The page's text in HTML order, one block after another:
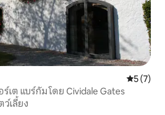
คะแนนเฉ
5 (7)
เต แบร์กัม โดย Cividale Gates
ว์เลี้ยง